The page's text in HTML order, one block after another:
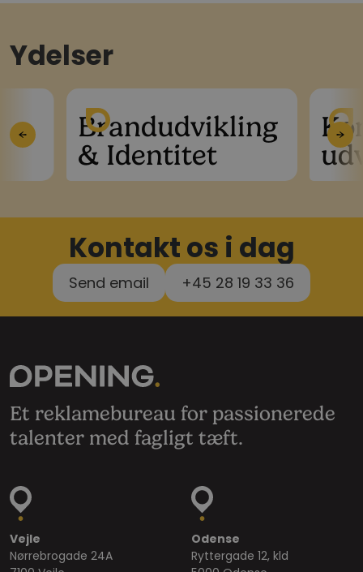
Ydelser
← →
Koncept­
udvikling
Kontakt os i dag
Send email +45 28 19 33 36
Et reklamebureau for passionerede
talenter med fagligt tæft.
Vejle
Nørrebrogade 24A
Odense
Ryttergade 12, kld